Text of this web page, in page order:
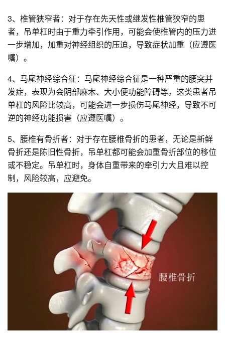
3、椎管狭窄者：对于存在先天性或继发性椎管狭窄的患
者，吊单杠时由于重力牵引作用，可能会使椎管内的压力进
一步增加，加重对神经组织的压迫，导致症状加重（应遵医
嘱）。
4、马尾神经综合征：马尾神经综合征是一种严重的腰突并
发症，表现为会阴部麻木、大小便功能障碍等。这类患者吊
单杠的风险比较高，可能会进一步损伤马尾神经，导致不可
逆的神经功能损害（应遵医嘱）。
5、腰椎有骨折者：对于存在腰椎骨折的患者，无论是新鲜
骨折还是陈旧性骨折，吊单杠都可能会加重骨折部位的移位
或不稳定。吊单杠时，身体自重带来的牵引力大且难以控
制，风险较高，应避免。